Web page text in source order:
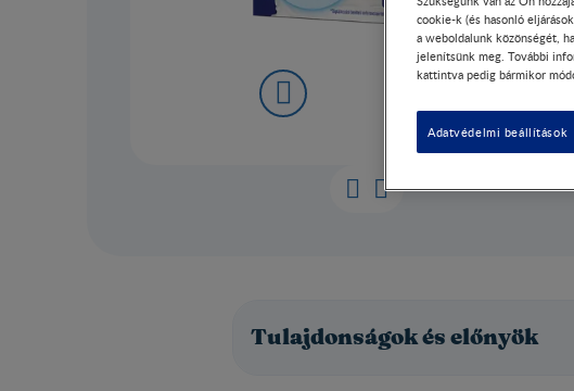
Tulajdonságok és előnyök
cookie-k (és hasonló
a weboldalunk közönségét,
jelenítsünk meg. További
kattintva pedig bármikor
Adatvédelmi beállítások